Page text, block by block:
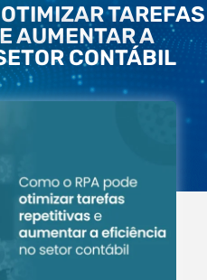
TAREFAS
AUMENTAR A
CONTÁBIL